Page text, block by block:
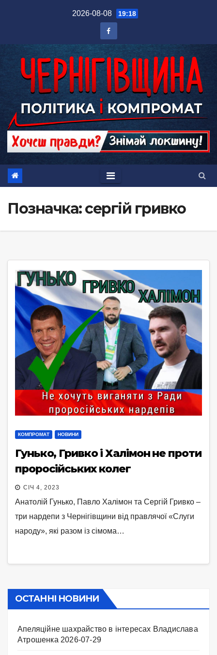
2026-08-08 19:18
Позначка:сергій гривко
КОМПРОМАТ НОВИНИ
Гунько, Гривко і Халімон не проти
проросійських колег
СІЧ 4, 2023
Анатолій Гунько, Павло Халімон та Сергій Гривко –
три нардепи з Чернігівщини від правлячої «Слуги
народу», які разом із сімома…
ОСТАННІ НОВИНИ
Апеляційне шахрайство в інтересах Владислава
Атрошенка 2026-07-29